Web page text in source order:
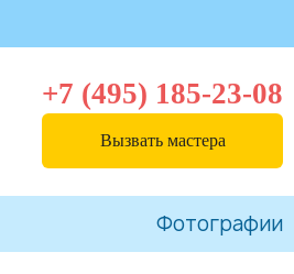
+7 (495) 185-23-08
Вызвать мастера
Фотографии